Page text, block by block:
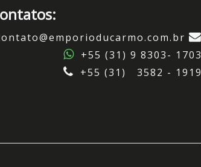
+55 (31) 9 8303- 1703
+55 (31) 3582 - 1919